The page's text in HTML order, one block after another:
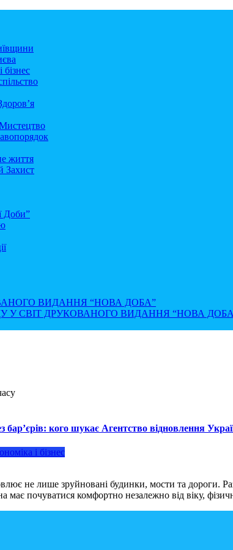
бізнес
життя
Захист
Доби”
ВИДАННЯ “НОВА ДОБА”
У СВІТ ДРУКОВАНОГО ВИДАННЯ “НОВА
бар’єрів: кого шукає Агентство відновлення
і бізнес
не лише зруйновані будинки, мости та дороги.
має почуватися комфортно незалежно від віку,